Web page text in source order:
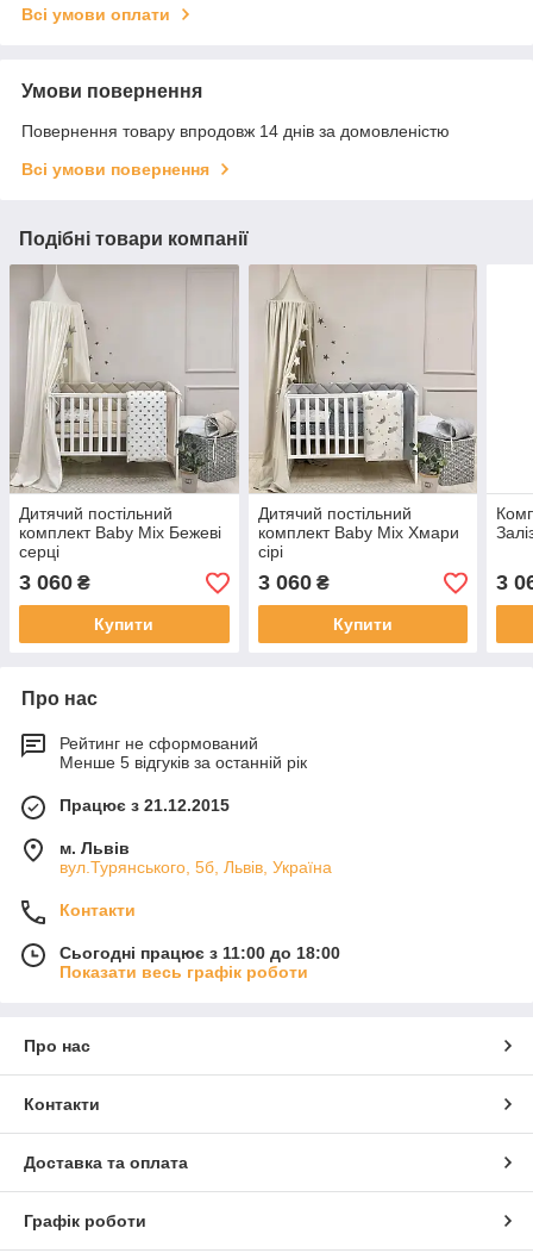
Всі умови оплати
Умови повернення
Повернення товару впродовж 14 днів за домовленістю
Всі умови повернення
Подібні товари компанії
Дитячий постільний
комплект Baby Mix Бежеві
серці
3 060 ₴
Купити
Дитячий постільний
комплект Baby Mix Хмари
сірі
3 060₴
Купити
3
Про нас
Рейтинг не сформований
Менше 5 відгуків за останній рік
Працює з 21.12.2015
м. Львів
вул.Турянського, 5б, Львів, Україна
Контакти
Сьогодні працює з 11:00 до 18:00
Показати весь графік роботи
Про нас
Контакти
Доставка та оплата
Графік роботи